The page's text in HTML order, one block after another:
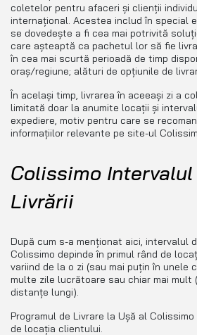
coletelor pentru afaceri și clienții
internațional. Acestea includ în special
se dovedește a fi cea mai potrivită
care așteaptă ca pachetul lor să fie
în cea mai scurtă perioadă de timp
oraș/regiune; alături de opțiunile de
În același timp, livrarea în aceeași zi a
limitată doar la anumite locații și
expediere, motiv pentru care se
informațiilor relevante pe site-ul
Colissimo
Livrării
După cum s-a menționat aici, intervalul
Colissimo depinde în primul rând de
variind de la o zi (sau mai puțin în unele
multe zile lucrătoare sau chiar mai mult
distanțe lungi).
Programul de Livrare la Ușă al
de locația clientului.